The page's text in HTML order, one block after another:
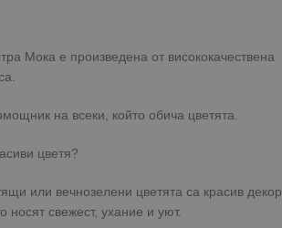
Мока е произведена от висококачествена
на всеки, който обича цветята.
цветя?
или вечнозелени цветята са красив декор
носят свежест, ухание и уют.